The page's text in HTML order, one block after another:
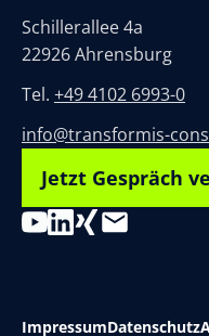
Schillerallee 4a
22926 Ahrensburg
Tel. +49 4102 6993-0
info@transformis-
Jetzt Gespräch
ImpressumDatenschutz